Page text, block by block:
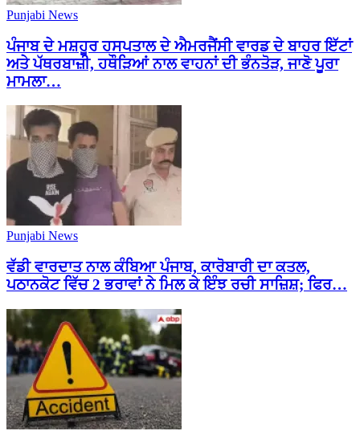
Punjabi News
ਪੰਜਾਬ ਦੇ ਮਸ਼ਹੂਰ ਹਸਪਤਾਲ ਦੇ ਐਮਰਜੈਂਸੀ ਵਾਰਡ ਦੇ ਬਾਹਰ ਇੱਟਾਂ
ਅਤੇ ਪੱਥਰਬਾਜ਼ੀ, ਹਥੌੜਿਆਂ ਨਾਲ ਵਾਹਨਾਂ ਦੀ ਭੰਨਤੋੜ, ਜਾਣੋ ਪੂਰਾ
ਮਾਮਲਾ…
Punjabi News
ਵੱਡੀ ਵਾਰਦਾਤ ਨਾਲ ਕੰਬਿਆ ਪੰਜਾਬ, ਕਾਰੋਬਾਰੀ ਦਾ ਕਤਲ,
ਪਠਾਨਕੋਟ ਵਿੱਚ 2 ਭਰਾਵਾਂ ਨੇ ਮਿਲ ਕੇ ਇੰਝ ਰਚੀ ਸਾਜ਼ਿਸ਼; ਫਿਰ…